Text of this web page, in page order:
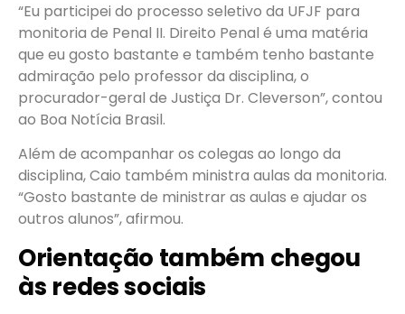
“Eu participei do processo seletivo da UFJF para
monitoria de Penal II. Direito Penal é uma matéria
que eu gosto bastante e também tenho bastante
admiração pelo professor da disciplina, o
procurador-geral de Justiça Dr. Cleverson”, contou
ao Boa Notícia Brasil.
Além de acompanhar os colegas ao longo da
disciplina, Caio também ministra aulas da monitoria.
“Gosto bastante de ministrar as aulas e ajudar os
outros alunos”, afirmou.
Orientação também chegou
às redes sociais